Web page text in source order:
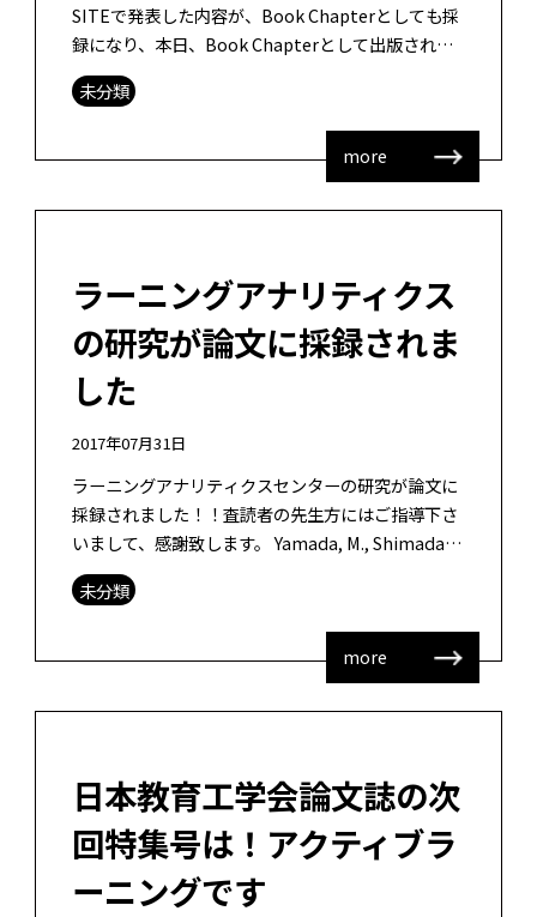
SITEで発表した内容が、Book Chapterとしても採
録になり、本日、Book Chapterとして出版された
との連絡を受けました。地理データを用いた英単語
学習のデザイン […]
未分類
more
ラーニングアナリティクス
の研究が論文に採録されま
した
2017年07月31日
ラーニングアナリティクスセンターの研究が論文に
採録されました！！査読者の先生方にはご指導下さ
いまして、感謝致します。 Yamada, M., Shimada,
A., Okubo, F., Oi, M., Kojima, […]
未分類
more
日本教育工学会論文誌の次
回特集号は！アクティブラ
ーニングです